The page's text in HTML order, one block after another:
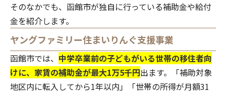
そのなかでも、函館市が独自に行っている補助金や給付
金を紹介します。
ヤングファミリー住まいりんぐ支援事業
函館市では、 中学卒業前の子どもがいる世帯の移住者向
けに、家賃の補助金が最大1万5千円出ます。「補助対象
地区内に転入してから1年以内」「世帯の所得が月額31